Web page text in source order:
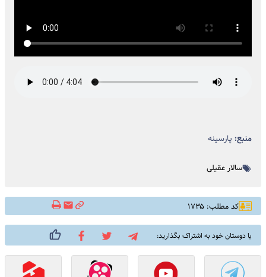
منبع: پارسینه
سالار عقیلی
کد مطلب: ۱۷۳۵
با دوستان خود به اشتراک بگذارید: